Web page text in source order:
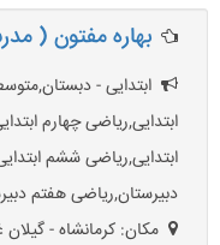
بهاره مفتون (
ابتدایی -
ابتدایی,ریاضی چهارم
ابتدایی,ریاضی ششم
دبیرستان,ریاضی هفتم
مکان: کرمانشاه -